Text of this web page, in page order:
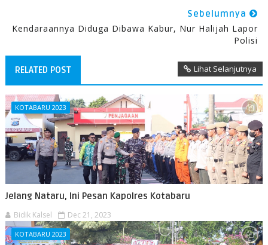
Sebelumnya
Kendaraannya Diduga Dibawa Kabur, Nur Halijah Lapor
Polisi
RELATED POST Lihat Selanjutnya
KOTABARU 2023
Jelang Nataru, Ini Pesan Kapolres Kotabaru
Bidik Kalsel Dec 21, 2023
KOTABARU 2023